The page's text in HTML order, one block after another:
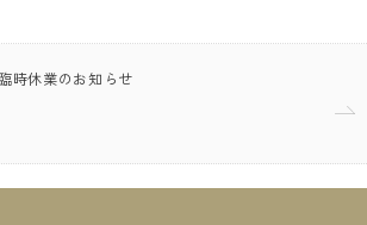
時休業のお知らせ